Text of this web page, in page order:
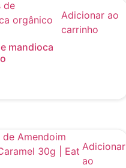
mandioca
Adicionar ao
carrinho
Adicionar
ao